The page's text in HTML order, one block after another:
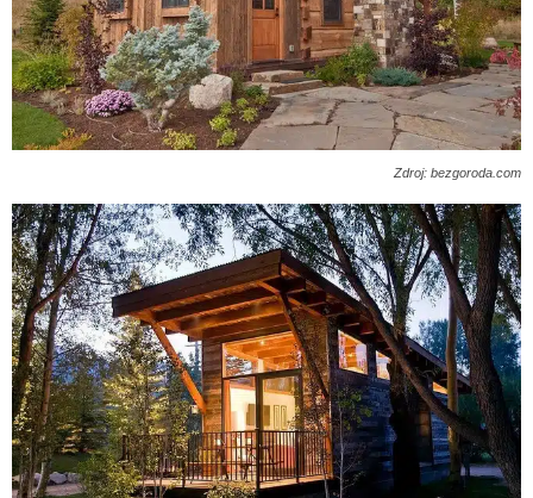
Zdroj: bezgoroda.com